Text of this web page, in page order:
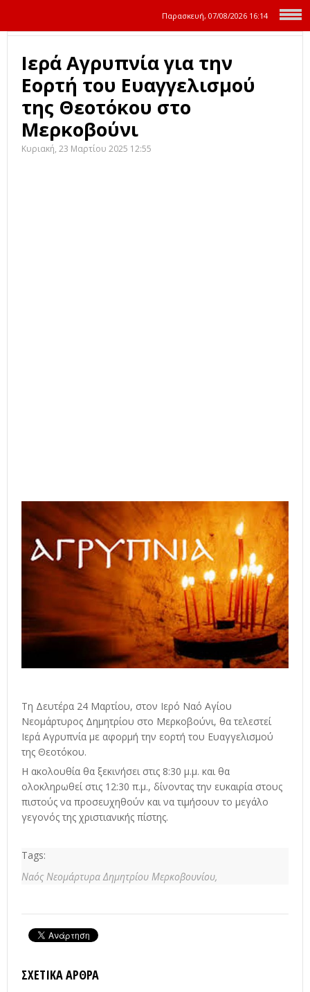
Παρασκευή, 07/08/2026 16:14
Ιερά Αγρυπνία για την
Εορτή του Ευαγγελισμού
της Θεοτόκου στο
Μερκοβούνι
Κυριακή, 23 Μαρτίου 2025 12:55
Τη Δευτέρα 24 Μαρτίου, στον Ιερό Ναό Αγίου
Νεομάρτυρος Δημητρίου στο Μερκοβούνι, θα τελεστεί
Ιερά Αγρυπνία με αφορμή την εορτή του Ευαγγελισμού
της Θεοτόκου.
Η ακολουθία θα ξεκινήσει στις 8:30 μ.μ. και θα
ολοκληρωθεί στις 12:30 π.μ., δίνοντας την ευκαιρία στους
πιστούς να προσευχηθούν και να τιμήσουν το μεγάλο
γεγονός της χριστιανικής πίστης.
Tags:
Ναός Νεομάρτυρα Δημητρίου Μερκοβουνίου,
ΣΧΕΤΙΚΆ ΆΡΘΡΑ